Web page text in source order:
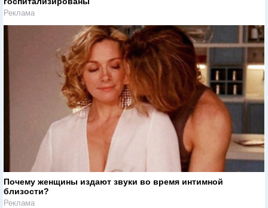
Реклама
Почему женщины издают звуки во время интимной
близости?
Реклама